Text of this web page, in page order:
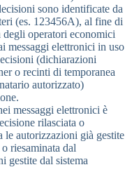
sono identificate da
(es. 123456A), al fine di
operatori economici
messaggi elettronici in uso
(dichiarazioni
o recinti di temporanea
autorizzato)
messaggi elettronici è
rilasciata o
le autorizzazioni già gestite
riesaminata dal
gestite dal sistema